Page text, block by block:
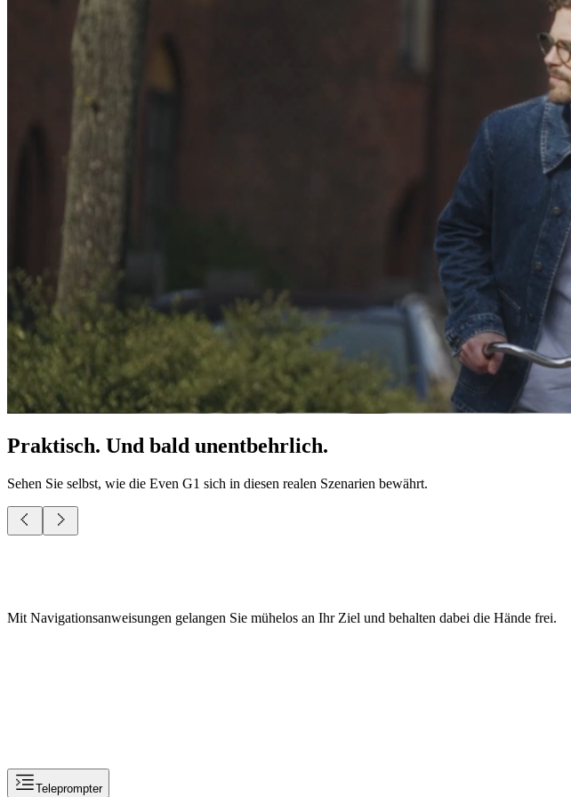
Praktisch. Und bald unentbehrlich.
Sehen Sie selbst, wie die Even G1 sich in diesen realen Szenarien bewährt.
Teleprompter